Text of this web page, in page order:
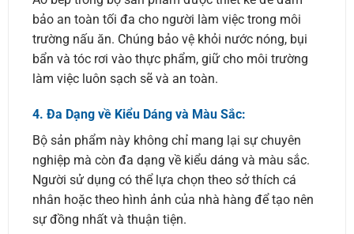
bảo an toàn tối đa cho người làm việc trong môi
trường nấu ăn. Chúng bảo vệ khỏi nước nóng, bụi
bẩn và tóc rơi vào thực phẩm, giữ cho môi trường
làm việc luôn sạch sẽ và an toàn.
4. Đa Dạng về Kiểu Dáng và Màu Sắc:
Bộ sản phẩm này không chỉ mang lại sự chuyên
nghiệp mà còn đa dạng về kiểu dáng và màu sắc.
Người sử dụng có thể lựa chọn theo sở thích cá
nhân hoặc theo hình ảnh của nhà hàng để tạo nên
sự đồng nhất và thuận tiện.